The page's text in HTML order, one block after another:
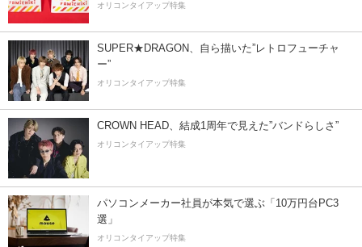
オリコンタイアップ特集
SUPER★DRAGON、自ら描いた”レトロフューチャ
ー”
オリコンタイアップ特集
CROWN HEAD、結成1周年で見えた”バンドらしさ”
オリコンタイアップ特集
パソコンメーカー社員が本気で選ぶ「10万円台PC3
選」
オリコンタイアップ特集